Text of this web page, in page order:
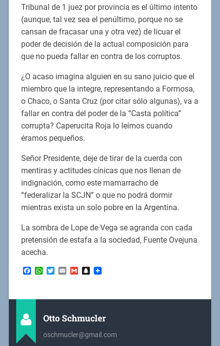
Tribunal de 1 juez por provincia es el último intento
(aunque, tal vez sea el penúltimo, porque no se
cansan de fracasar una y otra vez) de licuar el
poder de decisión de la actual composición para
que no pueda fallar en contra de los corruptos.
¿O acaso imagina alguien en su sano juicio que el
miembro que la integre, representando a Formosa,
o Chaco, o Santa Cruz (por citar sólo algunas), va a
fallar en contra del poder de la “Casta política”
corrupta? Caperucita Roja lo leímos cuando
éramos pequeños.
Señor Presidente, deje de tirar de la cuerda con
mentiras y actitudes cínicas que nos llenan de
indignación, como este mamarracho de
“federalizar la SCJN” o que no podrá dormir
mientras exista un solo pobre en la Argentina.
La sombra de Lope de Vega se agranda con cada
pretensión de estafa a la sociedad, Fuente Ovejuna
acecha.
Facebook
WhatsApp
Twitter
EmailGmailSnapchat
Otto Schmucler
oschmucler@gmail.com